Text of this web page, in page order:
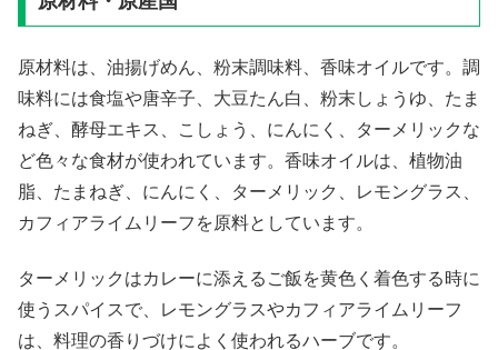
原材料は、油揚げめん、粉末調味料、香味オイルです。調
味料には食塩や唐辛子、大豆たん白、粉末しょうゆ、たま
ねぎ、酵母エキス、こしょう、にんにく、ターメリックな
ど色々な食材が使われています。香味オイルは、植物油
脂、たまねぎ、にんにく、ターメリック、レモングラス、
カフィアライムリーフを原料としています。
ターメリックはカレーに添えるご飯を黄色く着色する時に
使うスパイスで、レモングラスやカフィアライムリーフ
は、料理の香りづけによく使われるハーブです。